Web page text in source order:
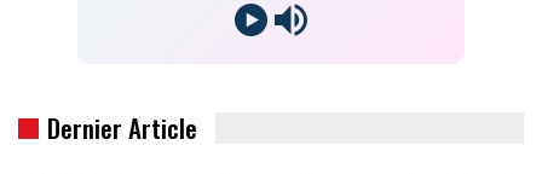
Dernier Article